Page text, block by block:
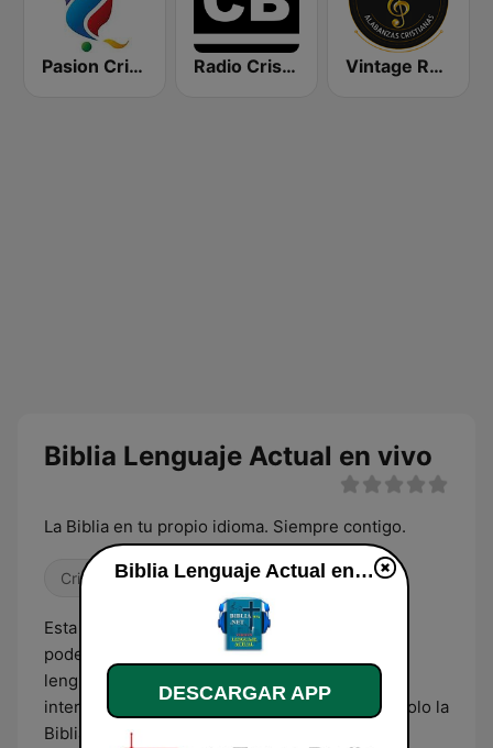
Pasion Cristiana Radio Cristiano Bíblico Vintage Radio (Alabanzas cristianas)
Biblia Lenguaje Actual en vivo
La Biblia en tu propio idioma. Siempre contigo.
Cristiana Cultura & Educación
Esta estación nace con un propósito simple y
poderoso: transmitir la Palabra de Dios en el
lenguaje que todos hablamos cada día. Sin
interrupciones. Sin comentarios. Sin música. Solo la
Biblia. Nuestra programación es natural y sin
Biblia Lenguaje Actual en vivo
DESCARGAR APP